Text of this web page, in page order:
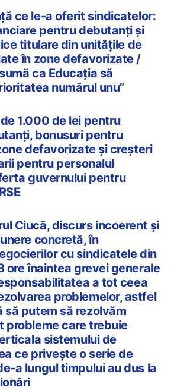
ce le-a oferit sindicatelor:
pentru debutanți și
titulare din unitățile de
în zone defavorizate /
ca Educația să
numărul unu”
1.000 de lei pentru
bonusuri pentru
defavorizate și creșteri
pentru personalul
guvernului pentru
Ciucă, discurs incoerent și
concretă, în
cu sindicatele din
ore înaintea grevei generale
a tot ceea
problemelor, astfel
să putem să rezolvăm
probleme care trebuie
sistemului de
ce privește o serie de
a lungul timpului au dus la